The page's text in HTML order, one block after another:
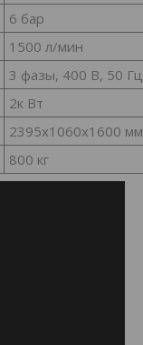
6 бар
1500 л/мин
3 фазы, 400 В, 50 Гц
2к Вт
2395х1060х1600 мм
800 кг